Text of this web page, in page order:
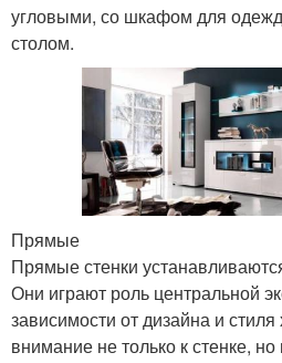
угловыми, со шкафом для
столом.
Прямые
Прямые стенки
Они играют роль центральной
зависимости от дизайна и
внимание не только к стенке,